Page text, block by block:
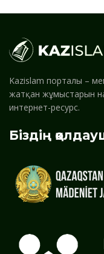
Kazislam порталы –
жатқан жұмыстарын
интернет-ресурс.
Біздің